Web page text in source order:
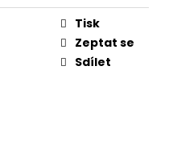
Tisk
Zeptat se
Sdílet